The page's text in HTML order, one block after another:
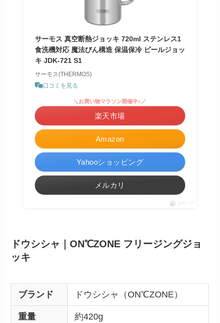
サーモス 真空断熱ジョッキ 720ml ステンレス1
食洗機対応 魔法びん構造 保温保冷 ビールジョッ
キ JDK-721 S1
サーモス(THERMOS)
口コミを見る
Amazon
＼お買い物マラソン開催中♪／
楽天市場
Yahooショッピング
メルカリ
ポチップ
ドウシシャ｜ON℃ZONE フリージングジョ
ッキ
ブランド ドウシシャ（ON℃ZONE）
重量 約420g